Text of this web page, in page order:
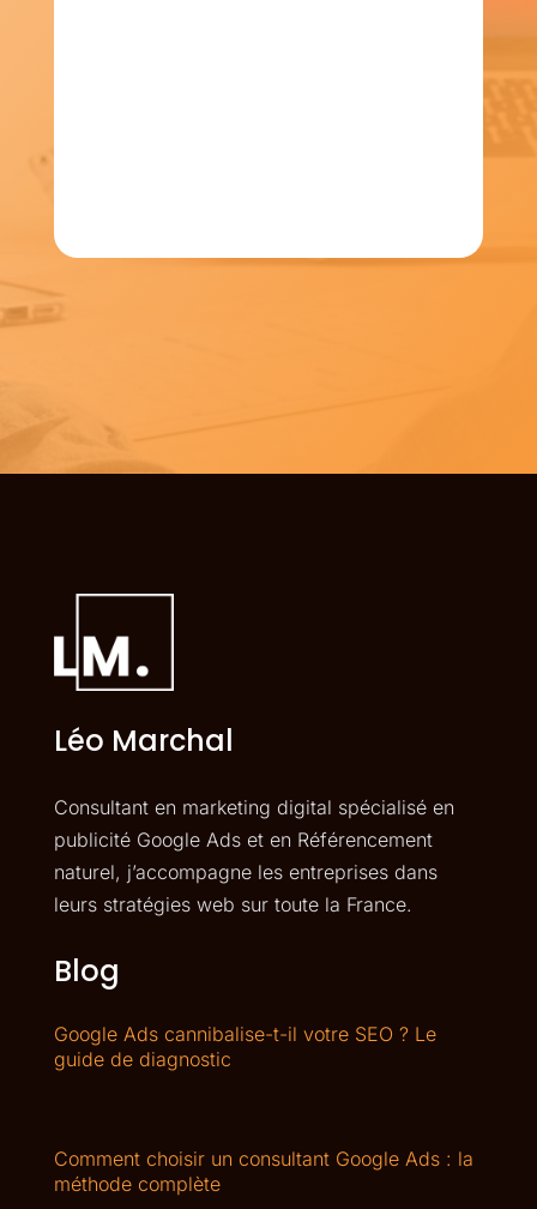
Léo Marchal
Consultant en marketing digital spécialisé en
publicité Google Ads et en Référencement
naturel, j’accompagne les entreprises dans
leurs stratégies web sur toute la France.
Blog
Google Ads cannibalise-t-il votre SEO ? Le
guide de diagnostic
Comment choisir un consultant Google Ads : la
méthode complète